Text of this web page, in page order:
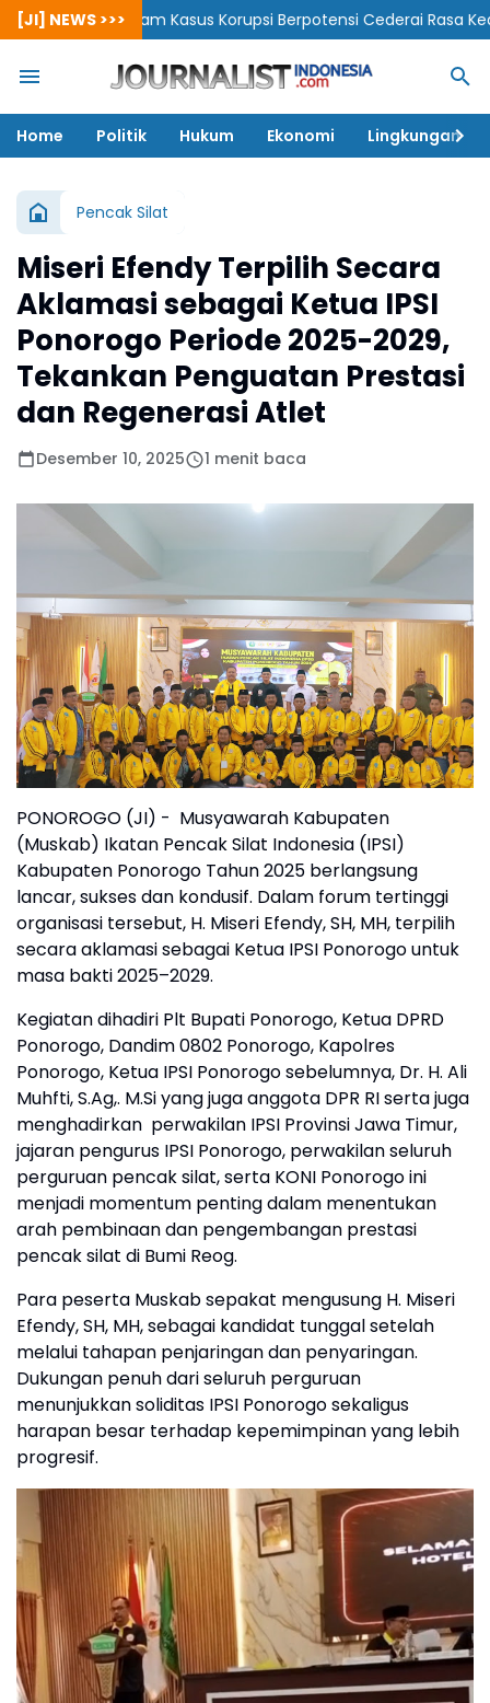
[JI] NEWS >>>
dalam Kasus Korupsi Berpotensi Cederai Rasa Keadilan Bank
Home Politik Hukum Ekonomi Lingkungan
Pencak Silat
Miseri Efendy Terpilih Secara
Aklamasi sebagai Ketua IPSI
Ponorogo Periode 2025-2029,
Tekankan Penguatan Prestasi
dan Regenerasi Atlet
Desember 10, 2025 1 menit baca
PONOROGO (JI) - Musyawarah Kabupaten
(Muskab) Ikatan Pencak Silat Indonesia (IPSI)
Kabupaten Ponorogo Tahun 2025 berlangsung
lancar, sukses dan kondusif. Dalam forum tertinggi
organisasi tersebut, H. Miseri Efendy, SH, MH, terpilih
secara aklamasi sebagai Ketua IPSI Ponorogo untuk
masa bakti 2025–2029.
Kegiatan dihadiri Plt Bupati Ponorogo, Ketua DPRD
Ponorogo, Dandim 0802 Ponorogo, Kapolres
Ponorogo, Ketua IPSI Ponorogo sebelumnya, Dr. H. Ali
Muhfti, S.Ag,. M.Si yang juga anggota DPR RI serta juga
menghadirkan perwakilan IPSI Provinsi Jawa Timur,
jajaran pengurus IPSI Ponorogo, perwakilan seluruh
perguruan pencak silat, serta KONI Ponorogo ini
menjadi momentum penting dalam menentukan
arah pembinaan dan pengembangan prestasi
pencak silat di Bumi Reog.
Para peserta Muskab sepakat mengusung H. Miseri
Efendy, SH, MH, sebagai kandidat tunggal setelah
melalui tahapan penjaringan dan penyaringan.
Dukungan penuh dari seluruh perguruan
menunjukkan soliditas IPSI Ponorogo sekaligus
harapan besar terhadap kepemimpinan yang lebih
progresif.